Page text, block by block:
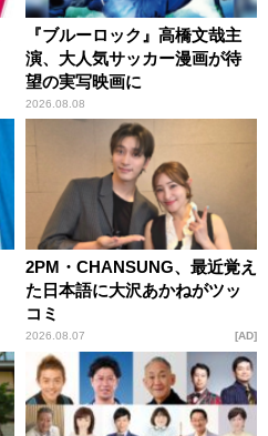
『ブルーロック』高橋文哉主
演、大人気サッカー漫画が待
望の実写映画に
2026.08.08
2PM・CHANSUNG、最近覚え
た日本語に大沢あかねがツッ
コミ
2026.08.07 AD